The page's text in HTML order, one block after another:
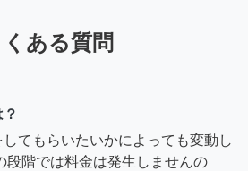
くある質問
てもらいたいかによっても変動し
段階では料金は発生しませんの